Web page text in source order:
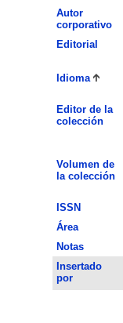
Autor
corporativo
Editorial
Idioma
Editor de la
colección
Volumen de
la colección
ISSN
Área
Notas
Insertado
por